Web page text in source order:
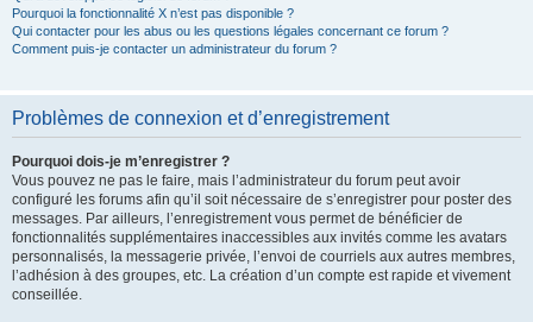
Pourquoi la fonctionnalité X n’est pas disponible ?
Qui contacter pour les abus ou les questions légales concernant ce forum ?
Comment puis-je contacter un administrateur du forum ?
Problèmes de connexion et d’enregistrement
Pourquoi dois-je m’enregistrer ?
Vous pouvez ne pas le faire, mais l’administrateur du forum peut avoir
configuré les forums afin qu’il soit nécessaire de s’enregistrer pour poster des
messages. Par ailleurs, l’enregistrement vous permet de bénéficier de
fonctionnalités supplémentaires inaccessibles aux invités comme les avatars
personnalisés, la messagerie privée, l’envoi de courriels aux autres membres,
l’adhésion à des groupes, etc. La création d’un compte est rapide et vivement
conseillée.